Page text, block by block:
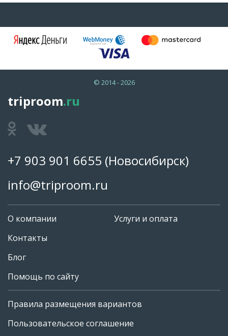
+7 903 901 6655
© 2014 - 2026
triproom.ru
+7 903 901 6655 (Новосибирск)
info@triproom.ru
О компании
Контакты
Блог
Помощь по сайту
Услуги и оплата
Правила размещения вариантов
Пользовательское соглашение